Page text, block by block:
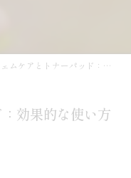
ケアとトナーパッド：効果的な使い方と肌への利点
効果的な使い方